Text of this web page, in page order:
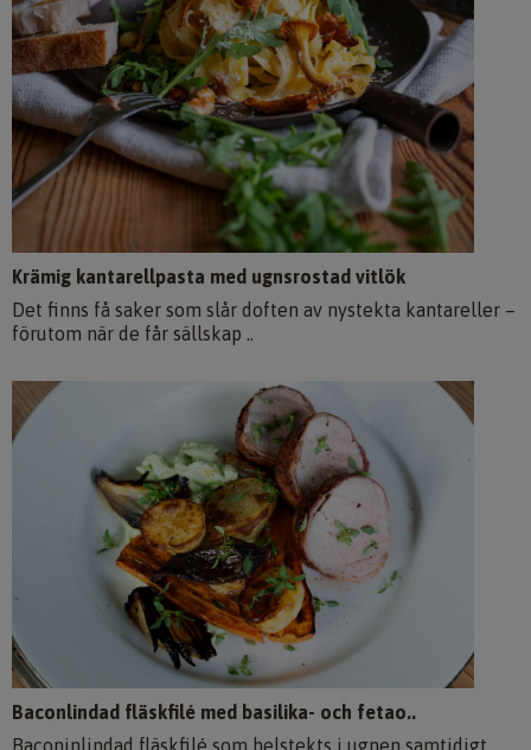
Krämig kantarellpasta med ugnsrostad vitlök
Det finns få saker som slår doften av nystekta kantareller –
förutom när de får sällskap ..
Baconlindad fläskfilé med basilika- och fetao..
Baconinlindad fläskfilé som helstekts i ugnen samtidigt